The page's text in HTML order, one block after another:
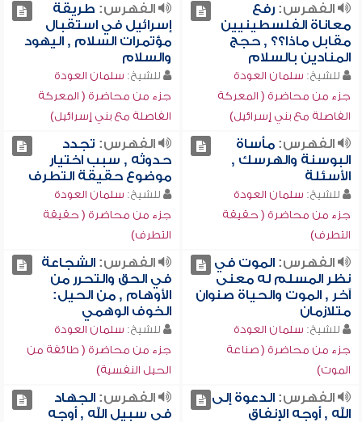
الفهرس:رفع
معاناة الفلسطينيين
مقابل ماذا؟؟ , حجج
المنادين بالسلام
للشيخ: سلمان العودة
جزء من محاضرة ( المعركة
الفاصلة مع بني إسرائيل)
الفهرس: طريقة
إسرائيل في استقبال
مؤتمرات السلام , اليهود
والسلام
للشيخ: سلمان العودة
جزء من محاضرة ( المعركة
الفاصلة مع بني إسرائيل)
الفهرس:مأساة
البوسنة والهرسك ,
الأسئلة
للشيخ: سلمان العودة
جزء من محاضرة ( حقيقة
التطرف)
الفهرس: تجدد
حدوثه , سبب اختيار
موضوع حقيقة التطرف
للشيخ: سلمان العودة
جزء من محاضرة ( حقيقة
التطرف)
الفهرس:الموت في
نظر المسلم له معنى
آخر , الموت والحياة صنوان
متلازمان
للشيخ: سلمان العودة
جزء من محاضرة ( صناعة
الموت)
الفهرس:الشجاعة
في الحق والتحرر من
الأوهام , من الحيل:
الخوف الوهمي
للشيخ: سلمان العودة
جزء من محاضرة ( طائفة من
الحيل النفسية)
الفهرس:الدعوة إلى
الله , أوجه الإنفاق
الفهرس:الجهاد
في سبيل الله , أوجه